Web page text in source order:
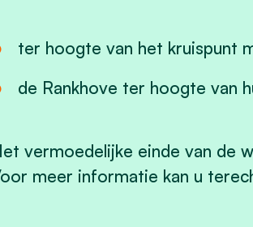
ter hoogte van het kruispunt
de Rankhove ter hoogte van
vermoedelijke einde van de
meer informatie kan u